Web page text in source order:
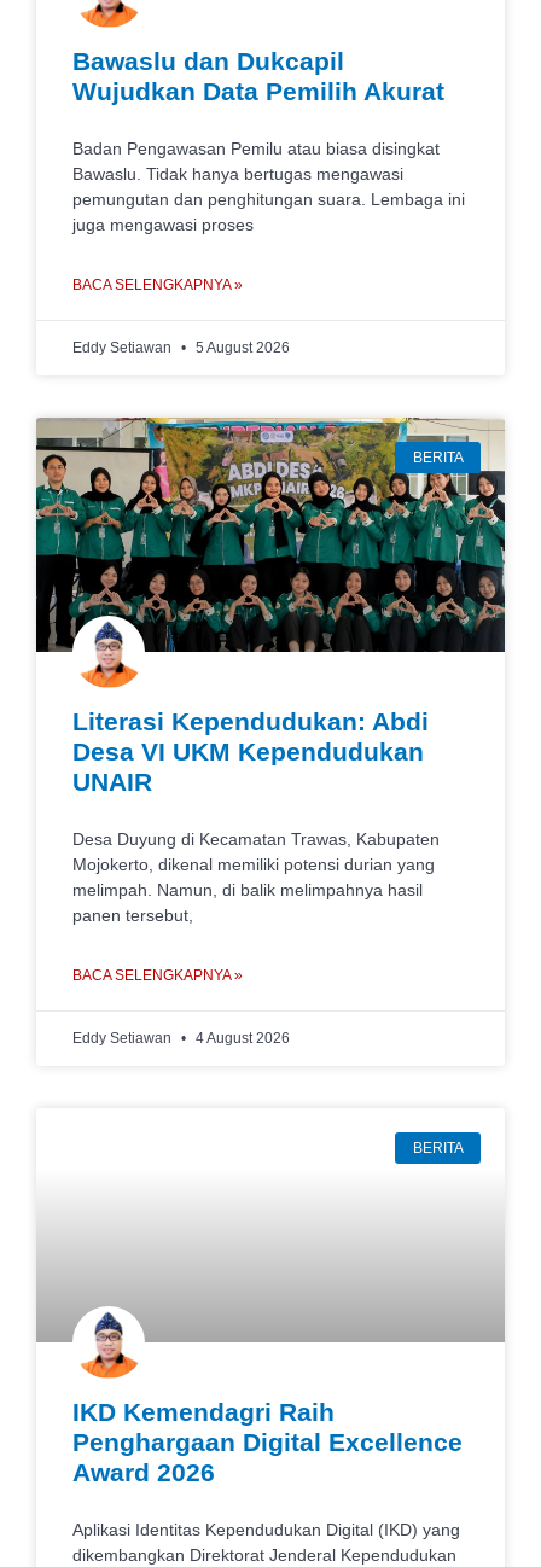
Bawaslu dan Dukcapil
Wujudkan Data Pemilih Akurat
Badan Pengawasan Pemilu atau biasa disingkat
Bawaslu. Tidak hanya bertugas mengawasi
pemungutan dan penghitungan suara. Lembaga ini
juga mengawasi proses
BACA SELENGKAPNYA »
Eddy Setiawan 5 August 2026
BERITA
Literasi Kependudukan: Abdi
Desa VI UKM Kependudukan
UNAIR
Desa Duyung di Kecamatan Trawas, Kabupaten
Mojokerto, dikenal memiliki potensi durian yang
melimpah. Namun, di balik melimpahnya hasil
panen tersebut,
BACA SELENGKAPNYA »
Eddy Setiawan 4 August 2026
BERITA
IKD Kemendagri Raih
Penghargaan Digital Excellence
Award 2026
Aplikasi Identitas Kependudukan Digital (IKD) yang
dikembangkan Direktorat Jenderal Kependudukan